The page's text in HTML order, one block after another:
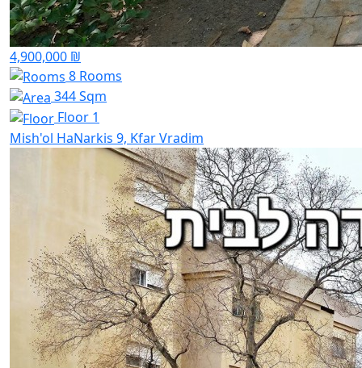
4,900,000 ₪
8 Rooms
344 Sqm
Floor 1
Mish'ol HaNarkis 9, Kfar Vradim